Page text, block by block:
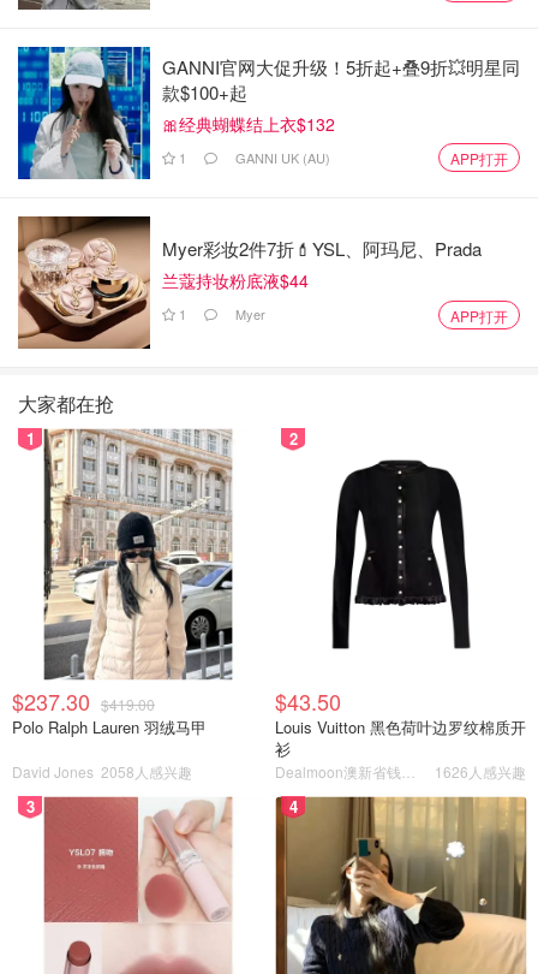
GANNI官网大促升级！5折起+叠9折💥明星同
款$100+起
🎀经典蝴蝶结上衣$132
1 GANNI UK (AU) APP打开
Myer彩妆2件7折💄YSL、阿玛尼、Prada
兰蔻持妆粉底液$44
1 Myer APP打开
大家都在抢
1
$237.30 $419.00
Polo Ralph Lauren 羽绒马甲
David Jones 2058人感兴趣
2
$43.50
Louis Vuitton 黑色荷叶边罗纹棉质开
衫
1626人感兴趣
3 4